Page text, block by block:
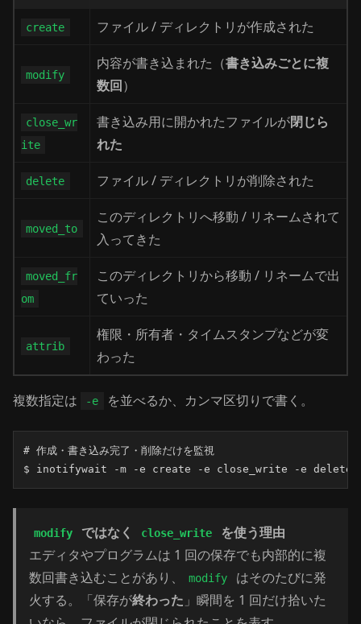
create ファイル / ディレクトリが作成された
modify
内容が書き込まれた（書き込みごとに複
数回）
close_wr
ite
書き込み用に開かれたファイルが閉じら
れた
delete ファイル / ディレクトリが削除された
moved_to
このディレクトリへ移動 / リネームされて
入ってきた
moved_fr
om
このディレクトリから移動 / リネームで出
ていった
attrib
権限・所有者・タイムスタンプなどが変
わった
複数指定は -e を並べるか、カンマ区切りで書く。
# 作成・書き込み完了・削除だけを監視
$ inotifywait -m -e create -e close_write -e delete /
modify ではなく close_write
を使う理由
エディタやプログラムは 1 回の保存でも内部的に複
数回書き込むことがあり、
modify
はそのたびに発
火する。「保存が終わった 」瞬間を 1 回だけ拾いた